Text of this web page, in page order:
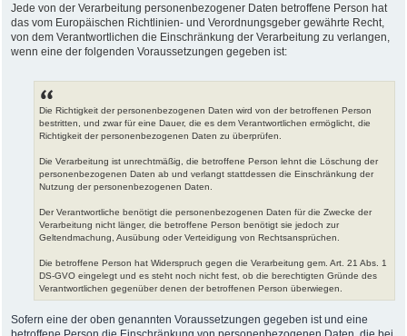
Jede von der Verarbeitung personenbezogener Daten betroffene Person hat
das vom Europäischen Richtlinien- und Verordnungsgeber gewährte Recht,
von dem Verantwortlichen die Einschränkung der Verarbeitung zu verlangen,
wenn eine der folgenden Voraussetzungen gegeben ist:
Die Richtigkeit der personenbezogenen Daten wird von der betroffenen Person
bestritten, und zwar für eine Dauer, die es dem Verantwortlichen ermöglicht, die
Richtigkeit der personenbezogenen Daten zu überprüfen.
Die Verarbeitung ist unrechtmäßig, die betroffene Person lehnt die Löschung der
personenbezogenen Daten ab und verlangt stattdessen die Einschränkung der
Nutzung der personenbezogenen Daten.
Der Verantwortliche benötigt die personenbezogenen Daten für die Zwecke der
Verarbeitung nicht länger, die betroffene Person benötigt sie jedoch zur
Geltendmachung, Ausübung oder Verteidigung von Rechtsansprüchen.
Die betroffene Person hat Widerspruch gegen die Verarbeitung gem. Art. 21 Abs. 1
DS-GVO eingelegt und es steht noch nicht fest, ob die berechtigten Gründe des
Verantwortlichen gegenüber denen der betroffenen Person überwiegen.
Sofern eine der oben genannten Voraussetzungen gegeben ist und eine